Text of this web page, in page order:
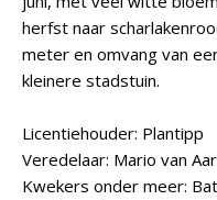
herfst naar
meter en omvang van
kleinere stadstuin.
Licentiehouder: Plantipp
Veredelaar: Mario van
Kwekers onder meer: